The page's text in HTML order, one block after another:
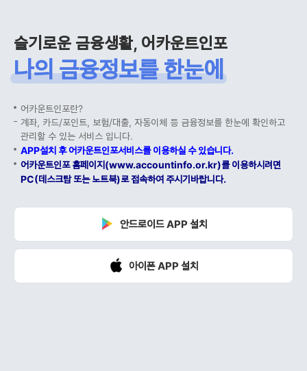
슬기로운 금융생활, 어카운트인포
나의 금융정보를 한눈에
어카운트인포란?
계좌, 카드/포인트, 보험/대출, 자동이체 등 금융정보를 한눈에 확인하고
관리할 수 있는 서비스 입니다.
APP설치 후 어카운트인포서비스를 이용하실 수 있습니다.
어카운트인포 홈페이지(www.accountinfo.or.kr)를 이용하시려면
PC(데스크탑 또는 노트북)로 접속하여 주시기바랍니다.
안드로이드 APP 설치
아이폰 APP 설치